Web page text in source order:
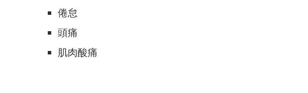
倦怠
頭痛
肌肉酸痛